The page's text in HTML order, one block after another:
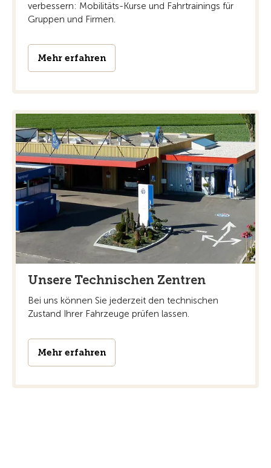
verbessern: Mobilitäts-Kurse und Fahrtrainings für
Gruppen und Firmen.
Mehr erfahren
Unsere Technischen Zentren
Bei uns können Sie jederzeit den technischen
Zustand Ihrer Fahrzeuge prüfen lassen.
Mehr erfahren